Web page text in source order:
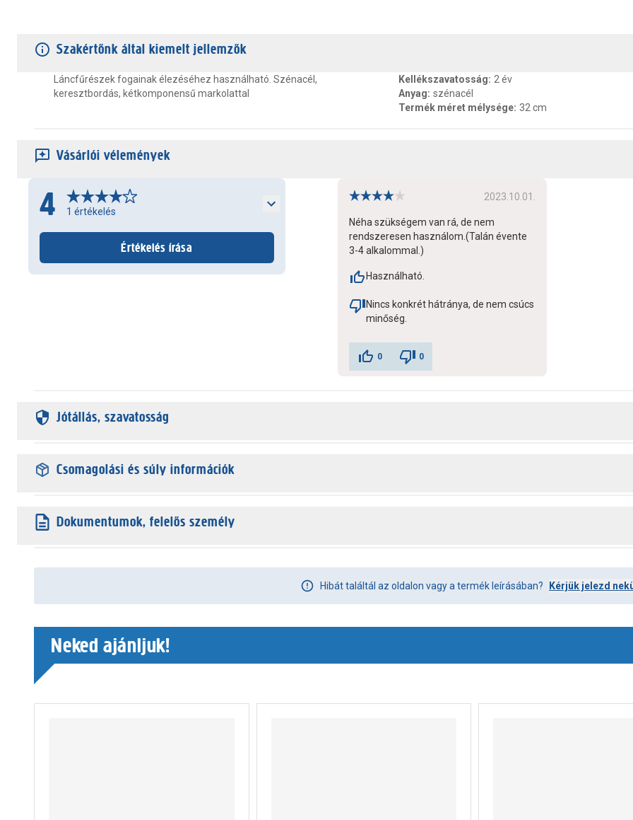
Szakértőnk által kiemelt jellemzők
Láncfűrészek fogainak élezéséhez használható. Szénacél,
keresztbordás, kétkomponensű markolattal
Kellékszavatosság: 2 év
Anyag: szénacél
Termék méret mélysége: 32 cm
Vásárlói vélemények
4 1 értékelés
Értékelés írása
2023.10.01.
Néha szükségem van rá, de nem
rendszeresen használom.(Talán évente
3-4 alkalommal.)
Használható.
Nincs konkrét hátránya, de nem csúcs
minőség.
0 0
Jótállás, szavatosság
Csomagolási és súly információk
Dokumentumok, felelős személy
Hibát találtál az oldalon vagy a termék leírásában? Kérjük jelezd
Neked ajánljuk!